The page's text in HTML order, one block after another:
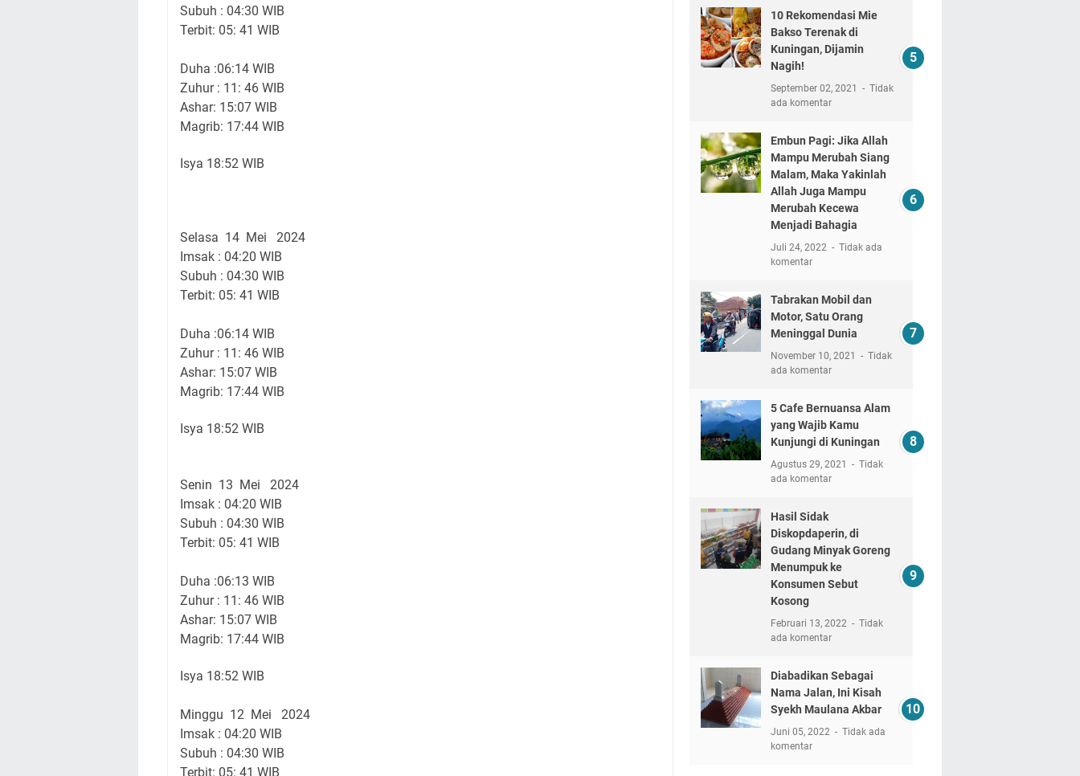
Subuh : 04:30 WIB
Terbit: 05: 41 WIB
Duha :06:14 WIB
Zuhur : 11: 46 WIB
Ashar: 15:07 WIB
Magrib: 17:44 WIB
Isya 18:52 WIB
Selasa 14 Mei 2024
Imsak : 04:20 WIB
Subuh : 04:30 WIB
Terbit: 05: 41 WIB
Duha :06:14 WIB
Zuhur : 11: 46 WIB
Ashar: 15:07 WIB
Magrib: 17:44 WIB
Isya 18:52 WIB
Senin 13 Mei 2024
Imsak : 04:20 WIB
Subuh : 04:30 WIB
Terbit: 05: 41 WIB
Duha :06:13 WIB
Zuhur : 11: 46 WIB
Ashar: 15:07 WIB
Magrib: 17:44 WIB
Isya 18:52 WIB
Minggu 12 Mei 2024
Imsak : 04:20 WIB
Subuh : 04:30 WIB
Terbit: 05: 41 WIB
10 Rekomendasi Mie
Bakso Terenak di
Kuningan, Dijamin
Nagih!
September 02, 2021
Tidak
ada komentar
Embun Pagi: Jika Allah
Mampu Merubah Siang
Malam, Maka Yakinlah
Allah Juga Mampu
Merubah Kecewa
Menjadi Bahagia
Juli 24, 2022
Tidak ada
komentar
Tabrakan Mobil dan
Motor, Satu Orang
Meninggal Dunia
November 10, 2021
Tidak
ada komentar
5 Cafe Bernuansa Alam
yang Wajib Kamu
Kunjungi di Kuningan
Agustus 29, 2021
Tidak
ada komentar
Hasil Sidak
Diskopdaperin, di
Gudang Minyak Goreng
Menumpuk ke
Konsumen Sebut
Kosong
Februari 13, 2022
Tidak
ada komentar
Diabadikan Sebagai
Nama Jalan, Ini Kisah
Syekh Maulana Akbar
Juni 05, 2022
Tidak ada
komentar